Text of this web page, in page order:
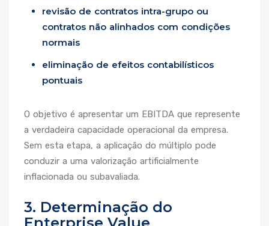
revisão de contratos intra-grupo ou
contratos não alinhados com condições
normais
eliminação de efeitos contabilísticos
pontuais
O objetivo é apresentar um EBITDA que represente
a verdadeira capacidade operacional da empresa.
Sem esta etapa, a aplicação do múltiplo pode
conduzir a uma valorização artificialmente
inflacionada ou subavaliada.
3. Determinação do